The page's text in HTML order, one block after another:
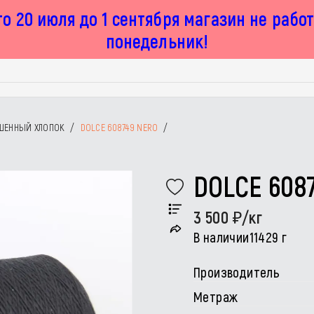
20 июля до 1 сентября магазин не
понедельник!
ХЛОПОК / DOLCE 608749 NERO /
DOLCE
3 500 /кг
В наличии11429 г
Производитель
Метраж